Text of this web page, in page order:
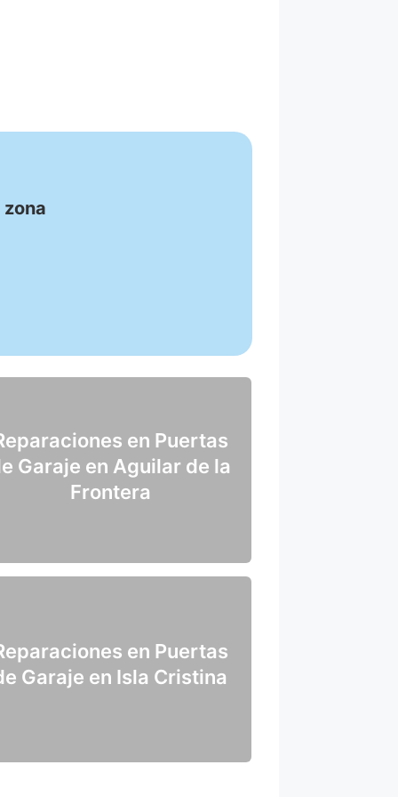
en Puertas
Garaje en Aguilar de la
Frontera
en Puertas
Garaje en Isla Cristina